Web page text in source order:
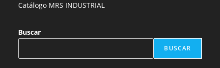
Catálogo MRS INDUSTRIAL
Buscar
BUSCAR